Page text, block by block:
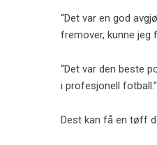
“Det var en god
fremover, kunne jeg
“Det var den beste
i profesjonell fotball.”
Dest kan få en tøff